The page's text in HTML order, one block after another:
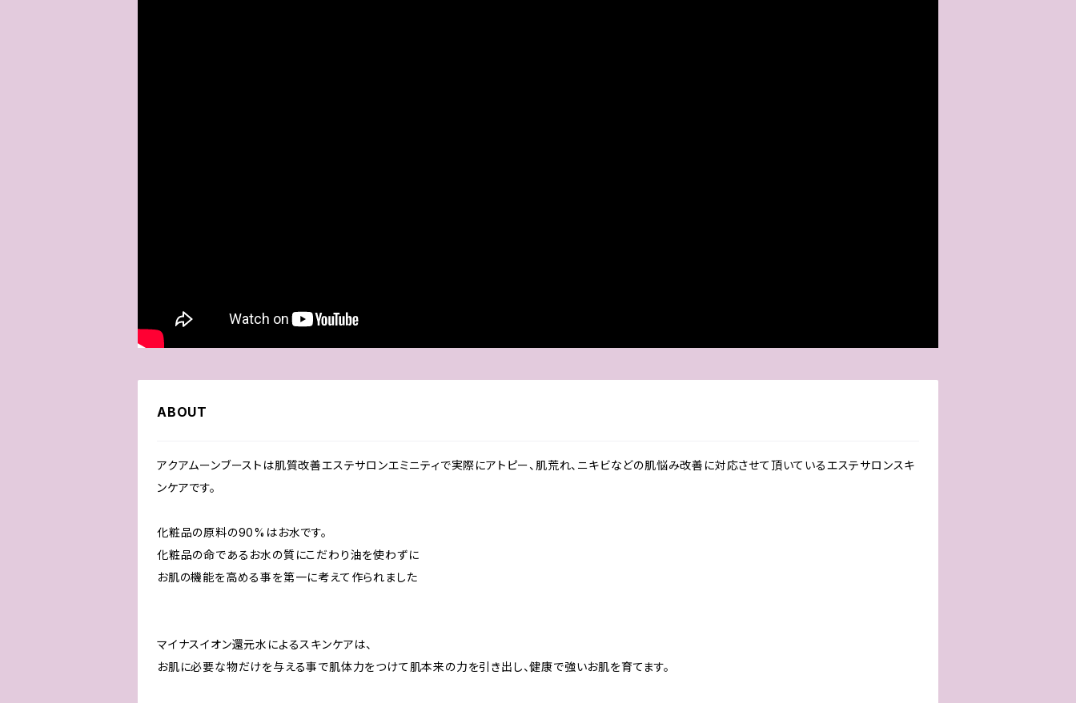
ABOUT
アクアムーンブーストは肌質改善エステサロンエミニティで実際にアトピー、肌荒れ、ニキビなどの肌悩み改善に対応させて頂いているエステサロンスキ
ンケアです。
化粧品の原料の90%はお水です。
化粧品の命であるお水の質にこだわり油を使わずに
お肌の機能を高める事を第一に考えて作られました
マイナスイオン還元水によるスキンケアは、
お肌に必要な物だけを与える事で肌体力をつけて肌本来の力を引き出し、健康で強いお肌を育てます。